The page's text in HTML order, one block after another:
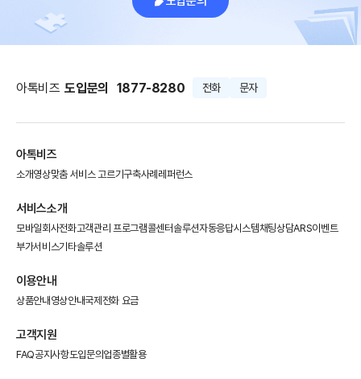
아톡비즈 도입문의 1877-8280 전화 문자
아톡비즈
소개영상맞춤 서비스 고르기구축사례 레퍼런스
서비스소개
모바일회사전화고객관리 프로그램콜센터솔루션자동응답시스템채팅상담ARS이벤트
부가서비스기타솔루션
이용안내
상품안내 영상안내국제전화 요금
고객지원
FAQ공지사항도입문의 업종별활용